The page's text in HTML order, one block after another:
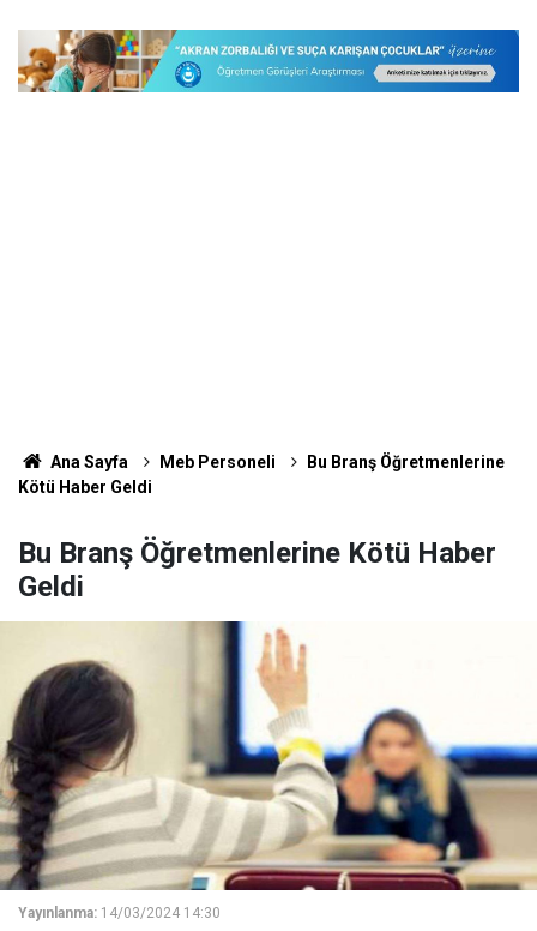
Ana Sayfa Meb Personeli
Bu Branş Öğretmenlerine
Kötü Haber Geldi
Bu Branş Öğretmenlerine Kötü Haber
Geldi
Yayınlanma: 14/03/2024 14:30